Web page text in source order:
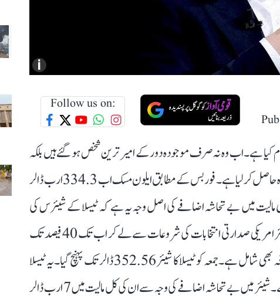
i
Follow us on:
کیا ہے۔ اب وہ نہ صرف موجودہ دور کے امیر ترین شخص ہو گئے ہیں بلکہ
تاریخ کے اب تک کے سب سے امیر ترین شخص کا عہدہ حاصل کر لیا ہے۔ فوربس کے مطابق ایلون مسک اب 334.3 ارب ڈالر
میں بے تحاشہ اضافے کی اصل وجہ یہ ہے کہ ٹیسلا کے شیئرس کی
قیمت میں آئے دن ریکارڈ اضافہ ہو رہا ہے۔ ٹیسلا کا شیئر امریکی صدارتی انتخابات کی شروعات سے لے کر اب تک 40 فیصد تک
مہنگا ہو چکا ہے۔ اس میں جمعہ کو 3.8 ڈالر کا ریکارڈ اضافہ بھی شامل ہے۔ جمعہ کو ٹیسلا کا شیئر 352.56 ڈالر تک پہنچ گیا۔ یہ ٹیسلا
اسٹاک کی گزشتہ 3 سالوں میں سب سے زیادہ قیمت ہے۔ شیئر میں بے تحاشہ اضافے کی وجہ سے ان کی کل مالیت میں 7 ارب ڈالر